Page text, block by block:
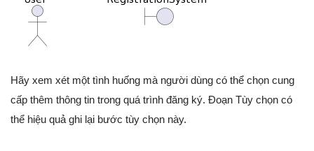
Hãy xem xét một tình huống mà người dùng có thể chọn cung
cấp thêm thông tin trong quá trình đăng ký. Đoạn Tùy chọn có
thể hiệu quả ghi lại bước tùy chọn này.